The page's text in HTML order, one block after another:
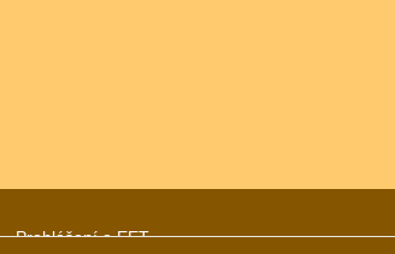
Prohlášení o EET